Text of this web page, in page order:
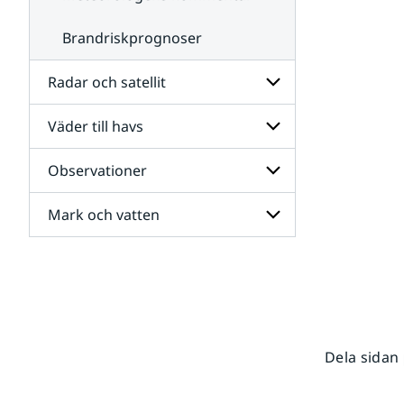
Brandriskprognoser
Radar och satellit
Undersidor
för
Radar
och
satellit
Väder till havs
Undersidor
för
Väder
till
havs
Observationer
Undersidor
för
Mark och vatten
Dela sidan